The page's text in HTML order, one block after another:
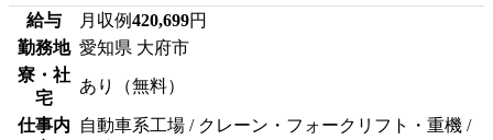
給与 月収例420,699円
勤務地 愛知県 大府市
寮・社
宅
あり（無料）
仕事内
自動車系工場 / クレーン・フォークリフト・重機 /